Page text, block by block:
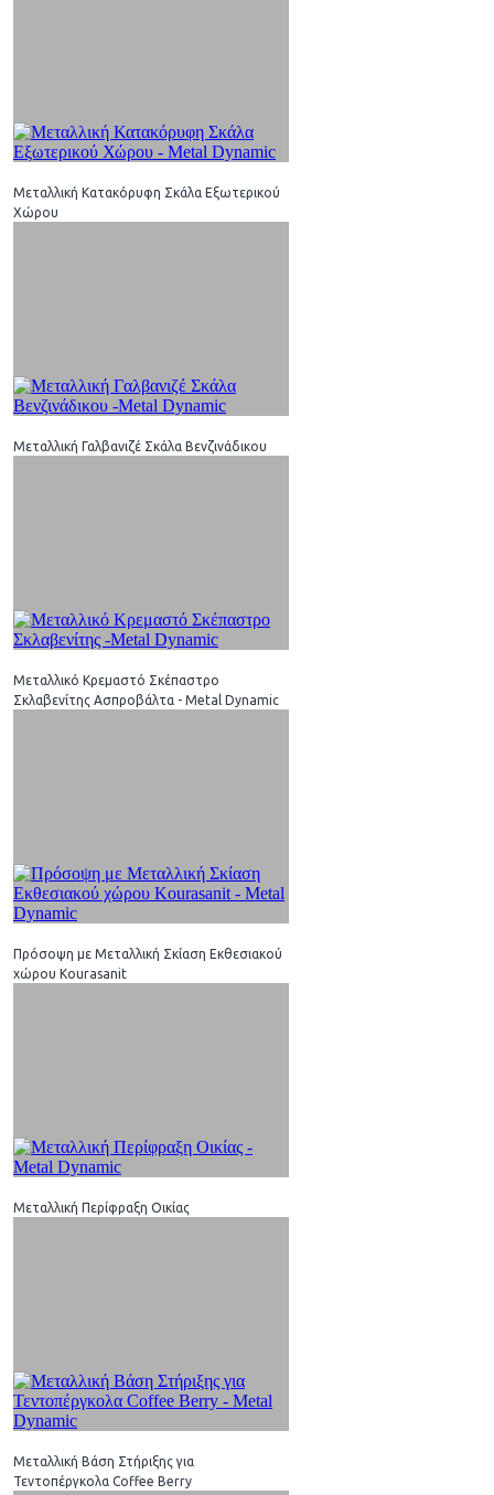
Μεταλλική Κατακόρυφη Σκάλα Εξωτερικού
Χώρου
Μεταλλική Γαλβανιζέ Σκάλα Βενζινάδικου
Μεταλλικό Κρεμαστό Σκέπαστρο
Σκλαβενίτης Ασπροβάλτα - Metal Dynamic
Πρόσοψη με Μεταλλική Σκίαση Eκθεσιακού
χώρου Kourasanit
Μεταλλική Περίφραξη Οικίας
Μεταλλική Βάση Στήριξης για
Τεντοπέργκολα Coffee Berry